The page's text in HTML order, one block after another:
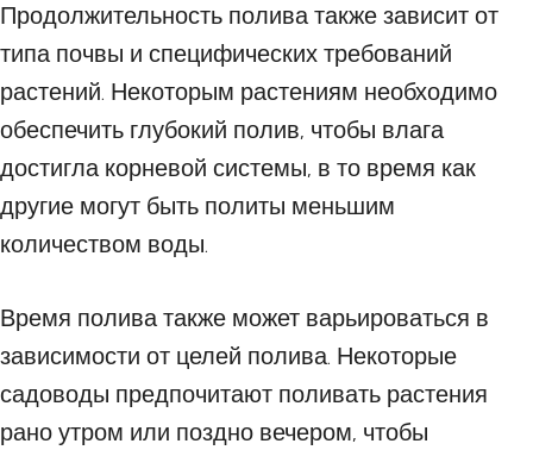
Продолжительность полива также зависит от
типа почвы и специфических требований
растений. Некоторым растениям необходимо
обеспечить глубокий полив, чтобы влага
достигла корневой системы, в то время как
другие могут быть политы меньшим
количеством воды.
Время полива также может варьироваться в
зависимости от целей полива. Некоторые
садоводы предпочитают поливать растения
рано утром или поздно вечером, чтобы